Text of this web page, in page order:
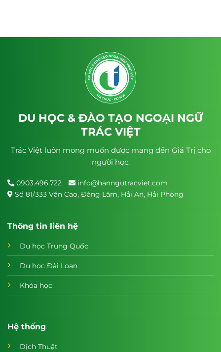
DU HỌC & ĐÀO TẠO NGOẠI NGỮ
TRÁC VIỆT
Trác Việt luôn mong muốn được mang đến Giá Trị cho
người học.
0903.496.722
info@hanngutracviet.com
Số 81/333 Văn Cao, Đằng Lâm, Hải An, Hải Phòng
Thông tin liên hệ
Du học Trung Quốc
Du học Đài Loan
Khóa học
Hệ thống
Dịch Thuật